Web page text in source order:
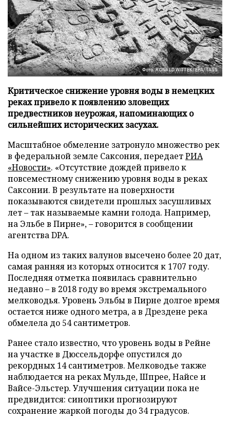
Фото: RONALD WITTEK/EPA/TASS
Критическое снижение уровня воды в немецких
реках привело к появлению зловещих
предвестников неурожая, напоминающих о
сильнейших исторических засухах.
Масштабное обмеление затронуло множество рек
в федеральной земле Саксония, передаетРИА
«Новости». «Отсутствие дождей привело к
повсеместному снижению уровня воды в реках
Саксонии. В результате на поверхности
показываются свидетели прошлых засушливых
лет – так называемые камни голода. Например,
на Эльбе в Пирне», – говорится в сообщении
агентства DPA.
На одном из таких валунов высечено более 20 дат,
самая ранняя из которых относится к 1707 году.
Последняя отметка появилась сравнительно
недавно – в 2018 году во время экстремального
мелководья. Уровень Эльбы в Пирне долгое время
остается ниже одного метра, а в Дрездене река
обмелела до 54 сантиметров.
Ранее стало известно, что уровень воды в Рейне
на участке в Дюссельдорфе опустился до
рекордных 14 сантиметров. Мелководье также
наблюдается на реках Мульде, Шпрее, Найсе и
Вайсе-Эльстер. Улучшения ситуации пока не
предвидится: синоптики прогнозируют
сохранение жаркой погоды до 34 градусов.